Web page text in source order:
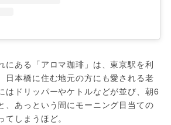
にある「アロマ珈琲」は、東京駅を利
日本橋に住む地元の方にも愛される老
はドリッパーやケトルなどが並び、朝6
、あっという間にモーニング目当ての
しまうほど。